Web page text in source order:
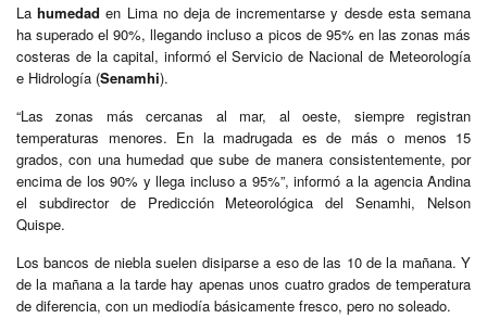
Lahumedaden Lima no deja de incrementarse y desde esta semana
ha superado el 90%, llegando incluso a picos de 95% en las zonas más
costeras de la capital, informó el Servicio de Nacional de Meteorología
e Hidrología (Senamhi).
“Las zonas más cercanas al mar, al oeste, siempre registran
temperaturas menores. En la madrugada es de más o menos 15
grados, con una humedad que sube de manera consistentemente, por
encima de los 90% y llega incluso a 95%”, informó a la agencia Andina
el subdirector de Predicción Meteorológica del Senamhi, Nelson
Quispe.
Los bancos de niebla suelen disiparse a eso de las 10 de la mañana. Y
de la mañana a la tarde hay apenas unos cuatro grados de temperatura
de diferencia, con un mediodía básicamente fresco, pero no soleado.